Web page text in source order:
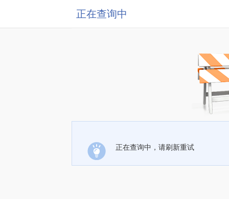
正在查询中
正在查询中，请刷新重试